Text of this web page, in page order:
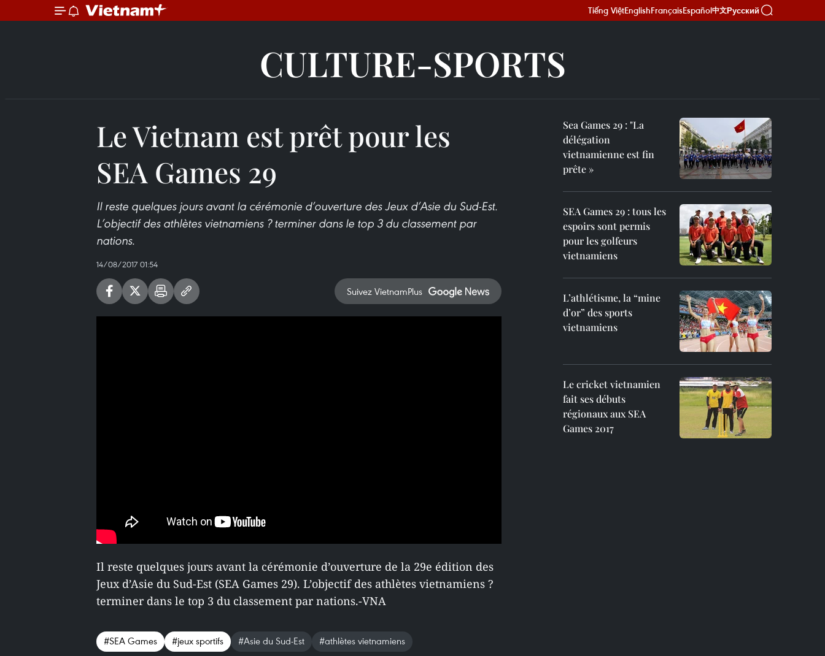
Tiếng ViệtEnglishFrançaisEspañol中文Русский
CULTURE-SPORTS
Le Vietnam est prêt pour les
SEA Games 29
Il reste quelques jours avant la cérémonie d’ouverture des Jeux d’Asie du Sud-Est.
L’objectif des athlètes vietnamiens ? terminer dans le top 3 du classement par
nations.
14/08/2017 01:54
Suivez VietnamPlus
Il reste quelques jours avant la cérémonie d’ouverture de la 29e édition des
Jeux d’Asie du Sud-Est (SEA Games 29). L’objectif des athlètes vietnamiens ?
terminer dans le top 3 du classement par nations.-VNA
#SEA Games #jeux sportifs #Asie du Sud-Est #athlètes vietnamiens
Sea Games 29 : "La
délégation
vietnamienne est fin
prête »
SEA Games 29 : tous les
espoirs sont permis
pour les golfeurs
vietnamiens
L’athlétisme, la “mine
d’or” des sports
vietnamiens
Le cricket vietnamien
fait ses débuts
régionaux aux SEA
Games 2017